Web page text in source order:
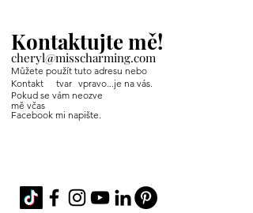
Kontaktujte mě!
cheryl@misscharming.com
Můžete použít tuto adresu nebo
Kontakt
tvar vpravo...je na vás.
Pokud se vám neozve
mě včas
Facebook mi napište.